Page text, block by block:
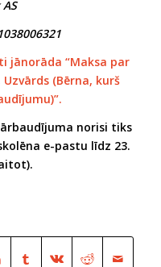
jānorāda “Maksa par
(Bērna, kurš
norisi tiks
e-pastu līdz 23.